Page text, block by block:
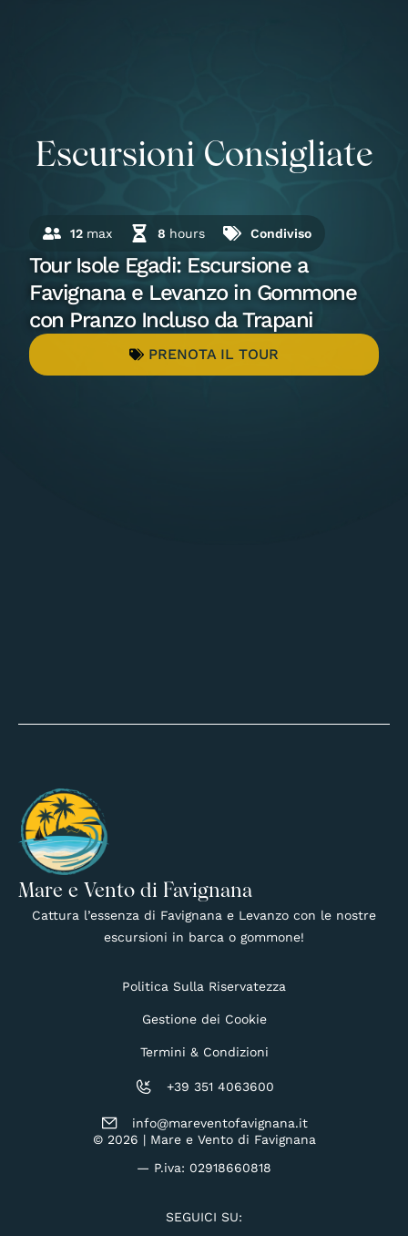
Escursioni Consigliate
12 max 8 hours Condiviso
Tour Isole Egadi: Escursione a
Favignana e Levanzo in Gommone
con Pranzo Incluso da Trapani
PRENOTA IL TOUR
Mare e Vento di Favignana
Cattura l’essenza di Favignana e Levanzo con le nostre
escursioni in barca o gommone!
+39 351 4063600
info@mareventofavignana.it
© 2026 | Mare e Vento di Favignana
— P.iva: 02918660818
Politica Sulla Riservatezza
Gestione dei Cookie
Termini & Condizioni
SEGUICI SU: